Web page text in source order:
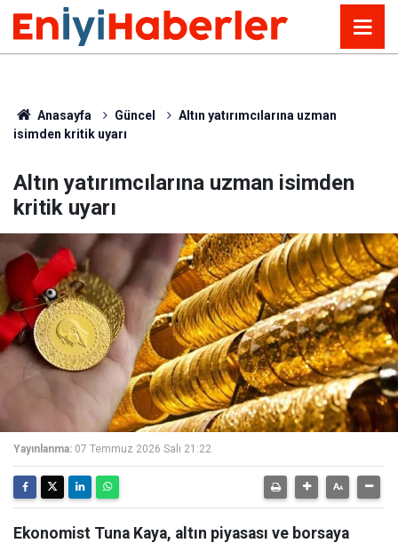
Anasayfa Güncel
Altın yatırımcılarına uzman
isimden kritik uyarı
Altın yatırımcılarına uzman isimden
kritik uyarı
Yayınlanma: 07 Temmuz 2026 Salı 21:22
Ekonomist Tuna Kaya, altın piyasası ve borsaya